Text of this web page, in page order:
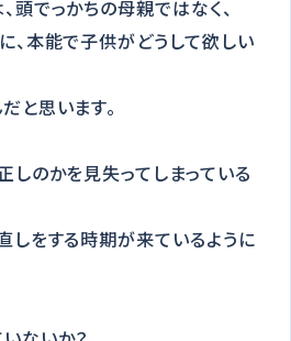
頭でっかちの母親ではなく、
、本能で子供がどうして欲しい
と思います。
しのかを見失ってしまっている
しをする時期が来ているように